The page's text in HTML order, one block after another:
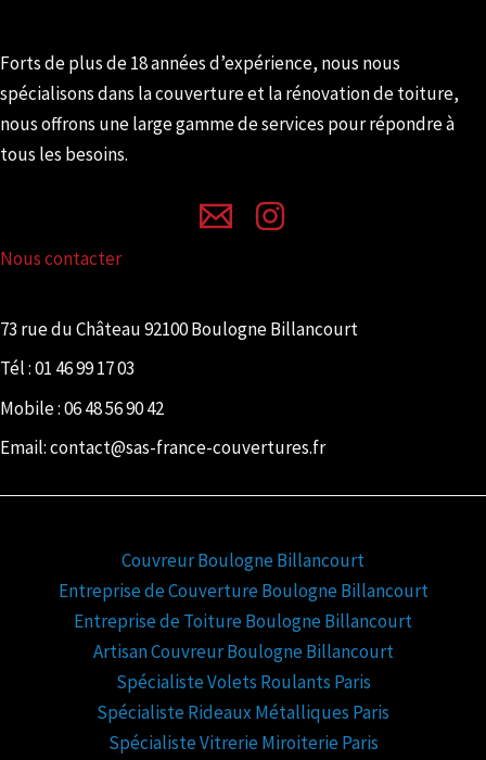
Forts de plus de 18 années d’expérience, nous nous
spécialisons dans la couverture et la rénovation de toiture,
nous offrons une large gamme de services pour répondre à
tous les besoins.
Nous contacter
73 rue du Château 92100 Boulogne Billancourt
Tél :01 46 99 17 03
Mobile :06 48 56 90 42
Email: contact@sas-france-couvertures.fr
Couvreur Boulogne Billancourt
Entreprise de Couverture Boulogne Billancourt
Entreprise de Toiture Boulogne Billancourt
Artisan Couvreur Boulogne Billancourt
Spécialiste Volets Roulants Paris
Spécialiste Rideaux Métalliques Paris
Spécialiste Vitrerie Miroiterie Paris